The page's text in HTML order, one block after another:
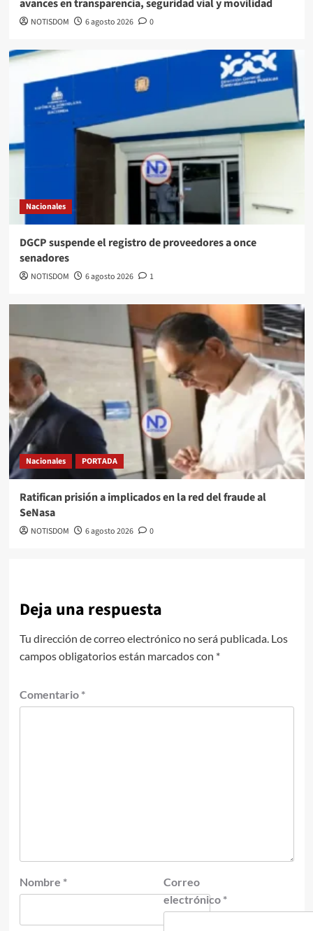
avances en transparencia, seguridad vial y movilidad
NOTISDOM 6 agosto 2026 0
Nacionales
DGCP suspende el registro de proveedores a once
senadores
NOTISDOM 6 agosto 2026 1
Nacionales PORTADA
Ratifican prisión a implicados en la red del fraude al
SeNasa
NOTISDOM 6 agosto 2026 0
Deja una respuesta
Tu dirección de correo electrónico no será publicada. Los
campos obligatorios están marcados con *
Comentario *
Nombre *
Correo
electrónico *